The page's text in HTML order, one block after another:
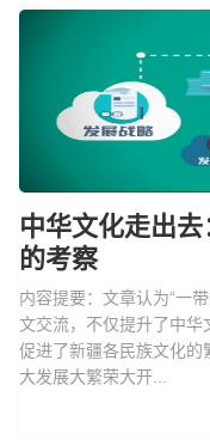
中华文化走出
的考察
内容提要：文章认为“一
文交流，不仅提升了中华
促进了新疆各民族文化的
大发展大繁荣大开...